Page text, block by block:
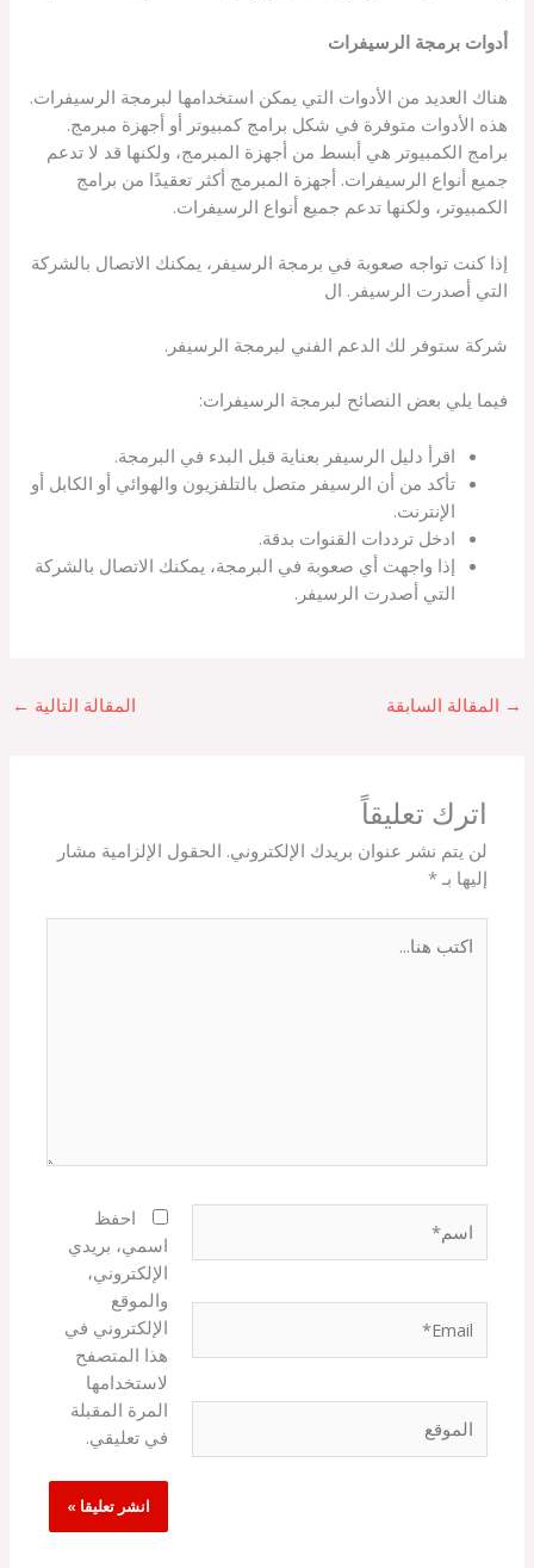
أدوات برمجة الرسيفرات
هناك العديد من الأدوات التي يمكن استخدامها لبرمجة الرسيفرات.
هذه الأدوات متوفرة في شكل برامج كمبيوتر أو أجهزة مبرمج.
برامج الكمبيوتر هي أبسط من أجهزة المبرمج، ولكنها قد لا تدعم
جميع أنواع الرسيفرات. أجهزة المبرمج أكثر تعقيدًا من برامج
الكمبيوتر، ولكنها تدعم جميع أنواع الرسيفرات.
إذا كنت تواجه صعوبة في برمجة الرسيفر، يمكنك الاتصال بالشركة
التي أصدرت الرسيفر. ال
شركة ستوفر لك الدعم الفني لبرمجة الرسيفر.
فيما يلي بعض النصائح لبرمجة الرسيفرات:
اقرأ دليل الرسيفر بعناية قبل البدء في البرمجة.
تأكد من أن الرسيفر متصل بالتلفزيون والهوائي أو الكابل أو
الإنترنت.
ادخل ترددات القنوات بدقة.
إذا واجهت أي صعوبة في البرمجة، يمكنك الاتصال بالشركة
التي أصدرت الرسيفر.
→ المقالة السابقة المقالة التالية ←
اترك تعليقاً
لن يتم نشر عنوان بريدك الإلكتروني. الحقول الإلزامية مشار
إليها بـ*
هنا...
احفظ
اسمي، بريدي
الإلكتروني،
والموقع
الإلكتروني في
هذا المتصفح
لاستخدامها
المرة المقبلة
في تعليقي.